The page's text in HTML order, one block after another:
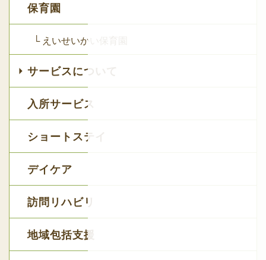
保育園
└ えいせいかい保育園
サービスについて
入所サービス
ショートステイ
デイケア
訪問リハビリ
地域包括支援